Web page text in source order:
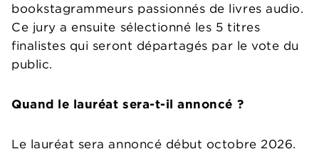
bookstagrammeurs passionnés de livres audio.
Ce jury a ensuite sélectionné les 5 titres
finalistes qui seront départagés par le vote du
public.
Quand le lauréat sera-t-il annoncé ?
Le lauréat sera annoncé début octobre 2026.